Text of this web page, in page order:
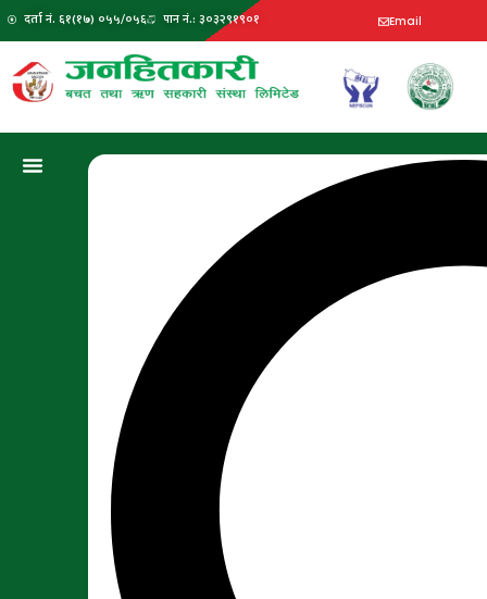
दर्ता नं. ६१(१७) ०५५/०५६ पान नं.: ३०३२९१९०१ Email